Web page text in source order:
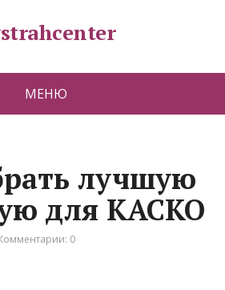
МЕНЮ
лучшую
для КАСКО
0